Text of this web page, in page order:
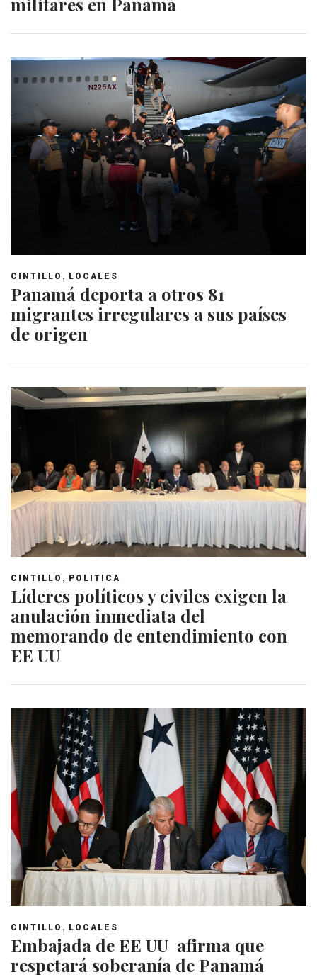
CINTILLO , LOCALES
Panamá deporta a otros 81
migrantes irregulares a sus países
de origen
CINTILLO , POLITICA
Líderes políticos y civiles exigen la
anulación inmediata del
memorando de entendimiento con
EE UU
CINTILLO , LOCALES
Embajada de EE UU afirma que
respetará soberanía de Panamá